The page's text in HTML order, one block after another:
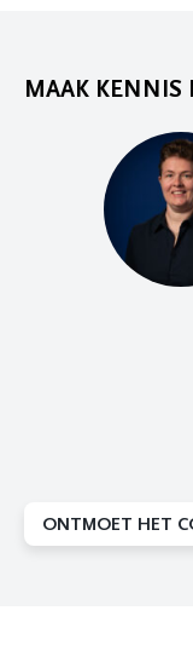
MAAK KENNIS
ONTMOET HET